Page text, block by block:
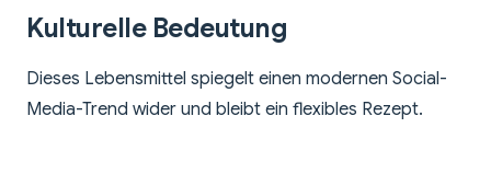
Kulturelle Bedeutung
Dieses Lebensmittel spiegelt einen modernen Social-
Media-Trend wider und bleibt ein flexibles Rezept.